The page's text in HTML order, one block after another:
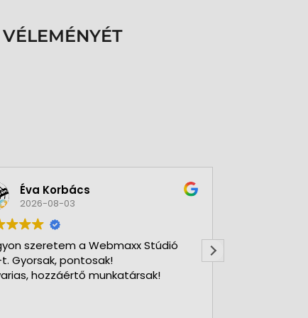
Éva Korbács
2026-08-03
szeretem a Webmaxx Stúdió
Gyorsak, pontosak!
hozzáértő munkatársak!